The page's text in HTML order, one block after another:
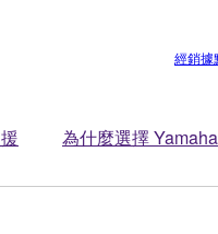
為什麼選擇 Yamaha
經銷據